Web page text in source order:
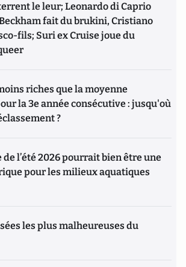
le leur; Leonardo di Caprio
fait du brukini, Cristiano
fils; Suri ex Cruise joue du
riches que la moyenne
la 3e année consécutive : jusqu'où
?
de l’été 2026 pourrait bien être une
pour les milieux aquatiques
les plus malheureuses du